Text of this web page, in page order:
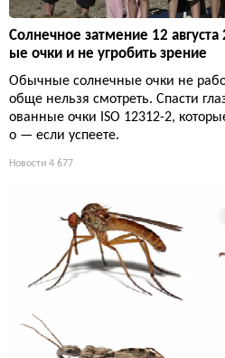
Солнечное затмение 12 августа
ые очки и не угробить зрение
Обычные солнечные очки не
обще нельзя смотреть. Спасти
ованные очки ISO 12312-2,
о — если успеете.
Новости 4 677